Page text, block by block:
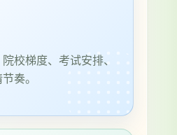
校梯度、考试安排、
奏。